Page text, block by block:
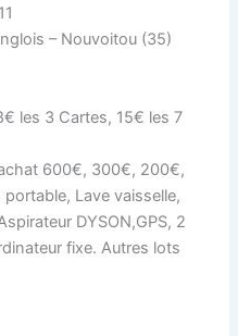
– Nouvoitou (35)
les 3 Cartes, 15€ les 7
600€, 300€, 200€,
Lave vaisselle,
DYSON,GPS, 2
fixe. Autres lots